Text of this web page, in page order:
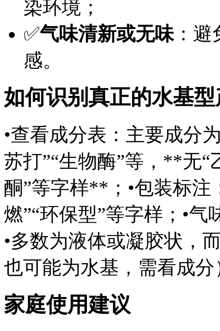
染环境；
✅气味清新或无味：避
感。
如何识别真正的水基
•查看成分表：主要成分
苏打”“生物酶”等，**无“
酮”等字样**；•包装标注
燃”“环保型”等字样；•
•多数为液体或凝胶状，
也可能为水基，需看成分
家庭使用建议